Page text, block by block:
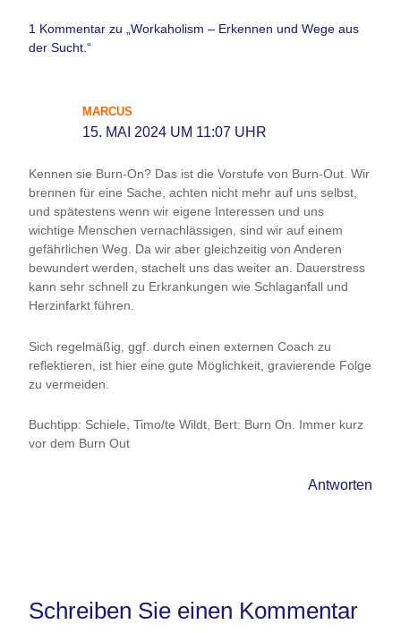
1 Kommentar zu „Workaholism – Erkennen und Wege aus
der Sucht.“
MARCUS
15. MAI 2024 UM 11:07 UHR
Kennen sie Burn-On? Das ist die Vorstufe von Burn-Out. Wir
brennen für eine Sache, achten nicht mehr auf uns selbst,
und spätestens wenn wir eigene Interessen und uns
wichtige Menschen vernachlässigen, sind wir auf einem
gefährlichen Weg. Da wir aber gleichzeitig von Anderen
bewundert werden, stachelt uns das weiter an. Dauerstress
kann sehr schnell zu Erkrankungen wie Schlaganfall und
Herzinfarkt führen.
Sich regelmäßig, ggf. durch einen externen Coach zu
reflektieren, ist hier eine gute Möglichkeit, gravierende Folge
zu vermeiden.
Buchtipp: Schiele, Timo/te Wildt, Bert: Burn On. Immer kurz
vor dem Burn Out
Antworten
Schreiben Sie einen Kommentar